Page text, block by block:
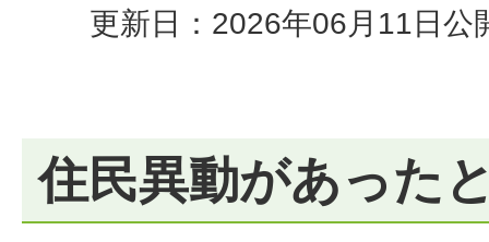
更新日：2026年06月11日 公
住民異動があった